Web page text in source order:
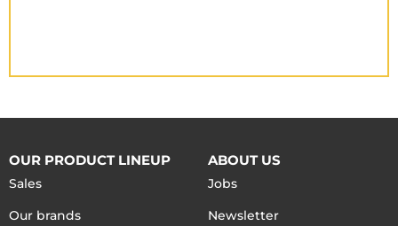
OUR PRODUCT LINEUP
Sales
Our brands
ABOUT US
Jobs
Newsletter